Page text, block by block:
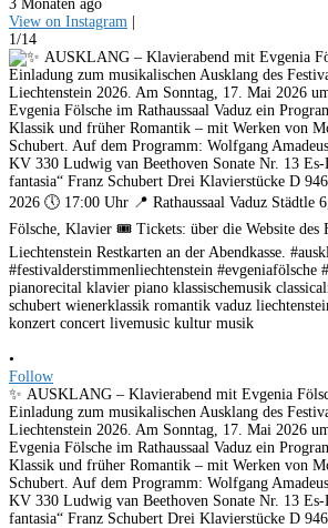
3 Monaten ago
View on Instagram |
1/14
•
Follow
✨ AUSKLANG – Klavierabend mit Evgenia
Einladung zum musikalischen Ausklang des
Liechtenstein 2026. Am Sonntag, 17. Mai 2026
Evgenia Fölsche im Rathaussaal Vaduz ein
Klassik und früher Romantik – mit Werken von
Schubert. Auf dem Programm: Wolfgang
KV 330 Ludwig van Beethoven Sonate Nr. 13
fantasia“ Franz Schubert Drei Klavierstücke D